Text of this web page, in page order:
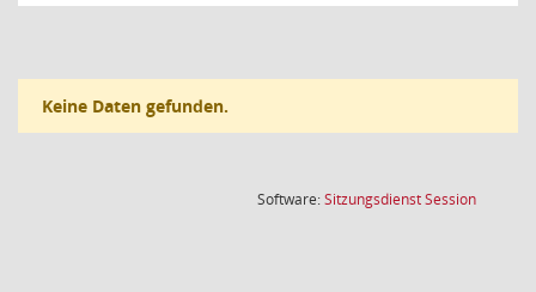
Keine Daten gefunden.
Software:SitzungsdienstSession(Wird in